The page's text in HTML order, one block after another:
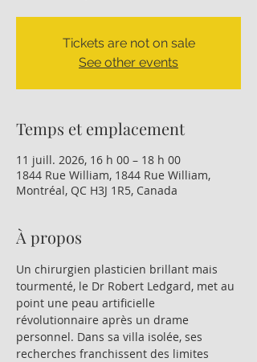
Tickets are not on sale
See other events
Temps et emplacement
11 juill. 2026, 16 h 00 – 18 h 00
1844 Rue William, 1844 Rue William,
Montréal, QC H3J 1R5, Canada
À propos
Un chirurgien plasticien brillant mais
tourmenté, le Dr Robert Ledgard, met au
point une peau artificielle
révolutionnaire après un drame
personnel. Dans sa villa isolée, ses
recherches franchissent des limites